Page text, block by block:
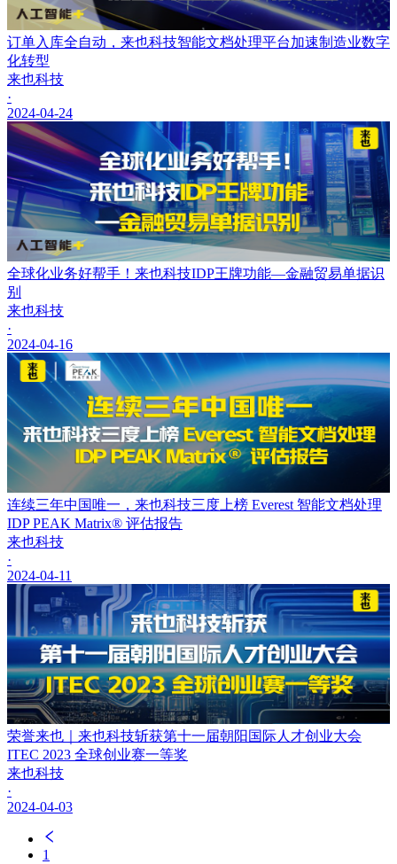
订单入库全自动，来也科技智能文档处理平台加速制造业数字
化转型
来也科技
·
2024-04-24
全球化业务好帮手！来也科技IDP王牌功能—金融贸易单据识
别
来也科技
·
2024-04-16
连续三年中国唯一，来也科技三度上榜 Everest 智能文档处理
IDP PEAK Matrix® 评估报告
来也科技
·
2024-04-11
荣誉来也｜来也科技斩获第十一届朝阳国际人才创业大会
ITEC 2023 全球创业赛一等奖
来也科技
·
2024-04-03
1